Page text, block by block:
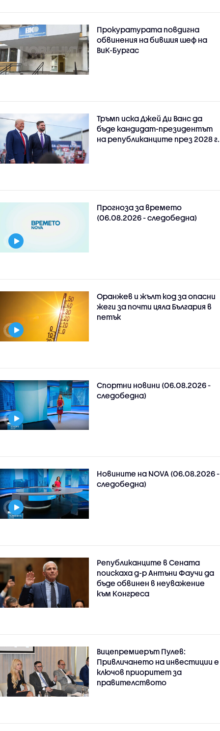
Прокуратурата повдигна
обвинения на бившия шеф на
ВиК-Бургас
Тръмп иска Джей Ди Ванс да
бъде кандидат-президентът
на републиканците през 2028 г.
Прогноза за времето
(06.08.2026 - следобедна)
Оранжев и жълт код за опасни
жеги за почти цяла България в
петък
Спортни новини (06.08.2026 -
следобедна)
Новините на NOVA (06.08.2026 -
следобедна)
Републиканците в Сената
поискаха д-р Антъни Фаучи да
бъде обвинен в неуважение
към Конгреса
Вицепремиерът Пулев:
Привличането на инвестиции е
ключов приоритет за
правителството